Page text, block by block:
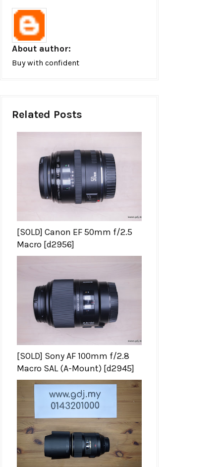
About author:
Buy with confident
Related Posts
[SOLD] Canon EF 50mm f/2.5
Macro [d2956]
[SOLD] Sony AF 100mm f/2.8
Macro SAL (A-Mount) [d2945]